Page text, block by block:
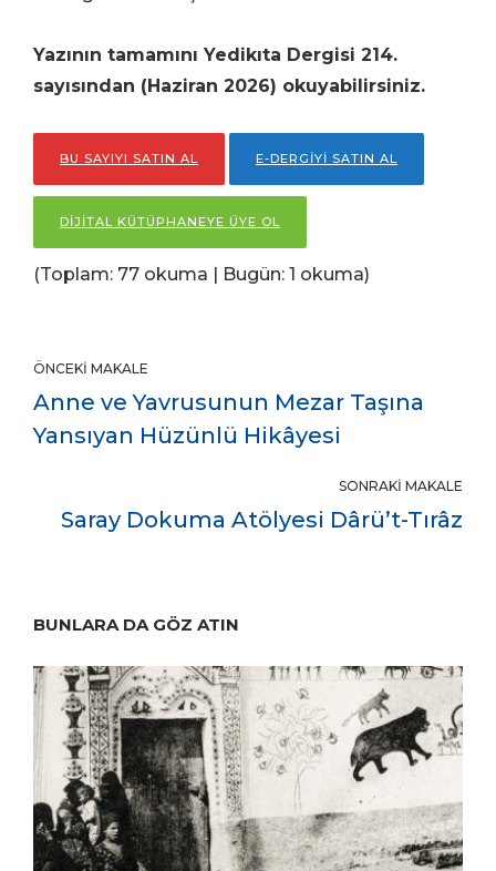
Yazının tamamını Yedikıta Dergisi 214.
sayısından (Haziran 2026) okuyabilirsiniz.
BU SAYIYI SATIN AL E-DERGİYİ SATIN AL
DİJİTAL KÜTÜPHANEYE ÜYE OL
(Toplam: 77 okuma | Bugün: 1 okuma)
ÖNCEKI MAKALE
Anne ve Yavrusunun Mezar Taşına
Yansıyan Hüzünlü Hikâyesi
SONRAKI MAKALE
Saray Dokuma Atölyesi Dârü’t-Tırâz
BUNLARA DA GÖZ ATIN